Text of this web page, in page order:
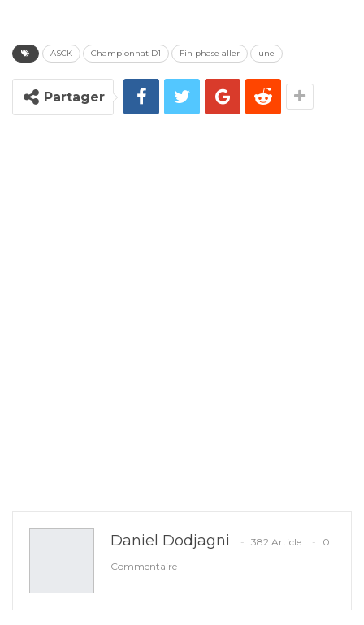
ASCK Championnat D1 Fin phase aller une
Partager
Daniel Dodjagni 382 Article
0
Commentaire